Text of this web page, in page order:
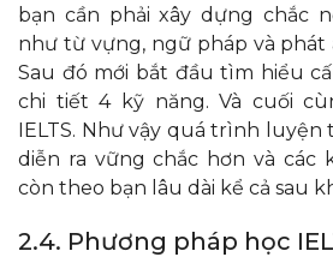
bạn cần phải xây dựng chắc
như từ vựng, ngữ pháp và phát
Sau đó mới bắt đầu tìm hiểu
chi tiết 4 kỹ năng. Và cuối
IELTS. Như vậy quá trình luyện
diễn ra vững chắc hơn và các
còn theo bạn lâu dài kể cả sau
2.4. Phương pháp học